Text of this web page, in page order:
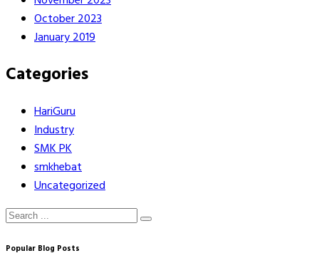
October 2023
January 2019
Categories
HariGuru
Industry
SMK PK
smkhebat
Uncategorized
Popular Blog Posts